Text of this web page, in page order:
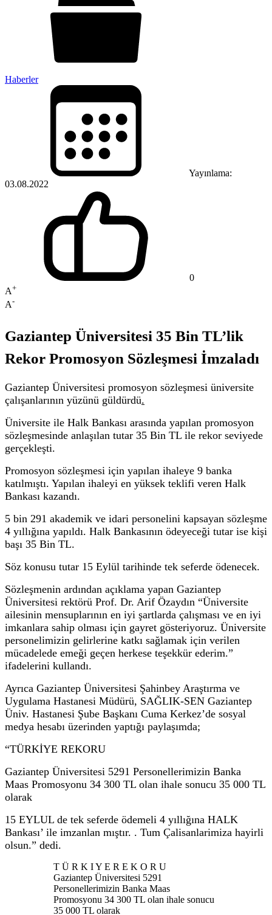
Haberler
Yayınlama:
03.08.2022
0
A+
A-
Gaziantep Üniversitesi 35 Bin TL’lik
Rekor Promosyon Sözleşmesi İmzaladı
Gaziantep Üniversitesi promosyon sözleşmesi üniversite
çalışanlarının yüzünü güldürdü.
Üniversite ile Halk Bankası arasında yapılan promosyon
sözleşmesinde anlaşılan tutar 35 Bin TL ile rekor seviyede
gerçekleşti.
Promosyon sözleşmesi için yapılan ihaleye 9 banka
katılmıştı. Yapılan ihaleyi en yüksek teklifi veren Halk
Bankası kazandı.
5 bin 291 akademik ve idari personelini kapsayan sözleşme
4 yıllığına yapıldı. Halk Bankasının ödeyeceği tutar ise kişi
başı 35 Bin TL.
Söz konusu tutar 15 Eylül tarihinde tek seferde ödenecek.
Sözleşmenin ardından açıklama yapan Gaziantep
Üniversitesi rektörü Prof. Dr. Arif Özaydın “Üniversite
ailesinin mensuplarının en iyi şartlarda çalışması ve en iyi
imkanlara sahip olması için gayret gösteriyoruz. Üniversite
personelimizin gelirlerine katkı sağlamak için verilen
mücadelede emeği geçen herkese teşekkür ederim.”
ifadelerini kullandı.
Ayrıca Gaziantep Üniversitesi Şahinbey Araştırma ve
Uygulama Hastanesi Müdürü, SAĞLIK-SEN Gaziantep
Üniv. Hastanesi Şube Başkanı Cuma Kerkez’de sosyal
medya hesabı üzerinden yaptığı paylaşımda;
“TÜRKİYE REKORU
Gaziantep Üniversitesi 5291 Personellerimizin Banka
Maas Promosyonu 34 300 TL olan ihale sonucu 35 000 TL
olarak
15 EYLUL de tek seferde ödemeli 4 yıllığına HALK
Bankası’ ile imzanlan mıştır. . Tum Çalisanlarimiza hayirli
olsun.” dedi.
T Ü R K I Y E R E K O R U
Gaziantep Üniversitesi 5291
Personellerimizin Banka Maas
Promosyonu 34 300 TL olan ihale sonucu
35 000 TL olarak